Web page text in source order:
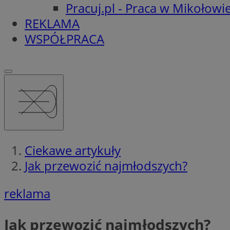
Pracuj.pl - Praca w
REKLAMA
WSPÓŁPRACA
Ciekawe artykuły
Jak przewozić najmłodszych?
reklama
Jak przewozić najmłodszych?